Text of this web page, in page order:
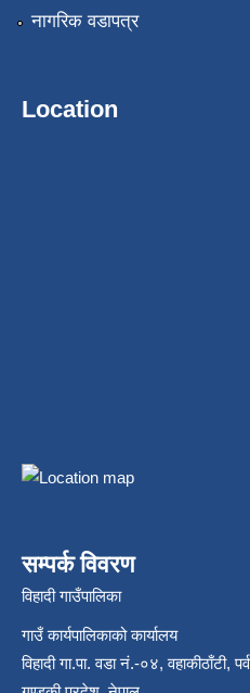
नागरिक वडापत्र
Location
सम्पर्क विवरण
विहादी गाउँपालिका
गाउँ कार्यपालिकाको कार्यालय
विहादी गा.पा. वडा नं.-०४, वहाकीठाँटी,